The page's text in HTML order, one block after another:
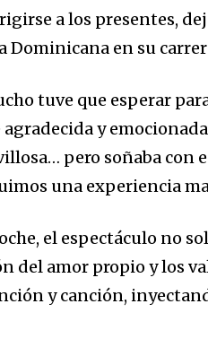
a los presentes,
Dominicana en su
tuve que esperar
y
pero soñaba con
una experiencia
el espectáculo no
del amor propio y los
y canción,